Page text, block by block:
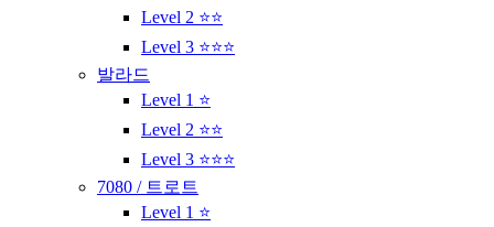
Level 2 ⭐⭐
Level 3 ⭐⭐⭐
발라드
Level 1 ⭐
Level 2 ⭐⭐
Level 3 ⭐⭐⭐
7080 / 트로트
Level 1 ⭐